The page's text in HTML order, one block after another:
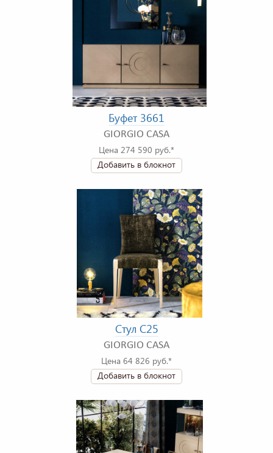
Буфет 3661
GIORGIO CASA
Цена 274 590 руб.*
Добавить в блокнот
Стул C25
GIORGIO CASA
Цена 64 826 руб.*
Добавить в блокнот